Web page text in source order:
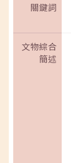
關鍵詞
文物綜合
簡述